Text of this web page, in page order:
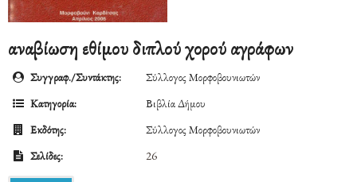
αναβίωση εθίμου διπλού χορού αγράφων
Συγγραφ./Συντάκτης:
Σύλλογος Μορφοβουνιωτών
Κατηγορία:
Βιβλία Δήμου
Εκδότης:
Σύλλογος Μορφοβουνιωτών
Σελίδες:
26